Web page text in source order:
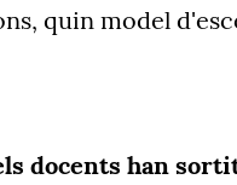
quin model
docents han